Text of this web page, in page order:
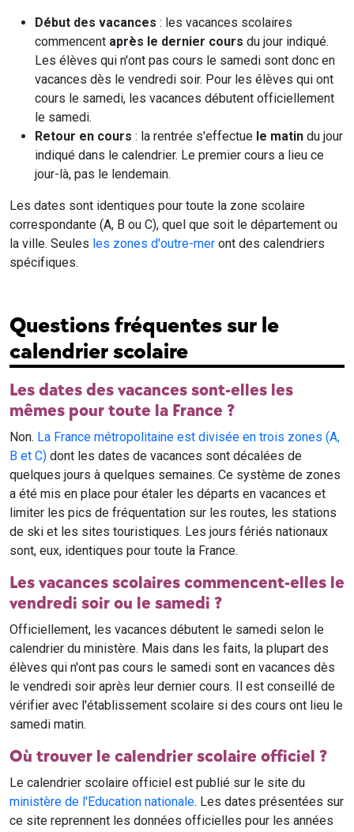
Début des vacances : les vacances scolaires
commencent après le dernier cours du jour indiqué.
Les élèves qui n'ont pas cours le samedi sont donc en
vacances dès le vendredi soir. Pour les élèves qui ont
cours le samedi, les vacances débutent officiellement
le samedi.
Retour en cours : la rentrée s'effectue le matin du jour
indiqué dans le calendrier. Le premier cours a lieu ce
jour-là, pas le lendemain.
Les dates sont identiques pour toute la zone scolaire
correspondante (A, B ou C), quel que soit le département ou
la ville. Seules les zones d'outre-mer ont des calendriers
spécifiques.
Questions fréquentes sur le
calendrier scolaire
Les dates des vacances sont-elles les
mêmes pour toute la France ?
Non. La France métropolitaine est divisée en trois zones (A,
B et C) dont les dates de vacances sont décalées de
quelques jours à quelques semaines. Ce système de zones
a été mis en place pour étaler les départs en vacances et
limiter les pics de fréquentation sur les routes, les stations
de ski et les sites touristiques. Les jours fériés nationaux
sont, eux, identiques pour toute la France.
Les vacances scolaires commencent-elles le
vendredi soir ou le samedi ?
Officiellement, les vacances débutent le samedi selon le
calendrier du ministère. Mais dans les faits, la plupart des
élèves qui n'ont pas cours le samedi sont en vacances dès
le vendredi soir après leur dernier cours. Il est conseillé de
vérifier avec l'établissement scolaire si des cours ont lieu le
samedi matin.
Où trouver le calendrier scolaire officiel ?
Le calendrier scolaire officiel est publié sur le site du
ministère de l'Education nationale. Les dates présentées sur
ce site reprennent les données officielles pour les années